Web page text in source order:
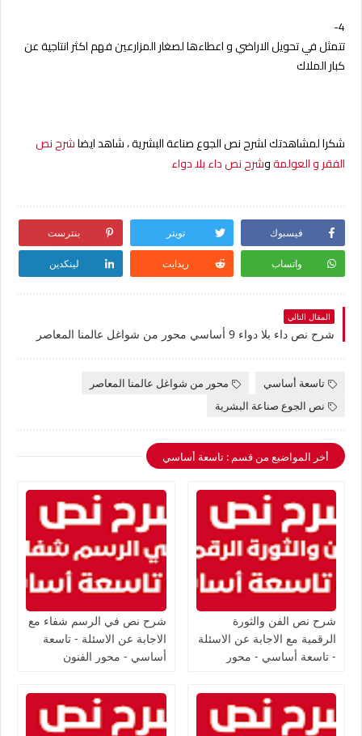
4-
تتمثل في تحويل الاراضي و اعطاءهالصغار المزارعين فهم اكثر انتاجية عن
كبارالملاك
شكرا لمشاهدتك لشرح نص الجوع صناعة البشرية ، شاهد ايضاشرح نص
الفقر و العولمةوشرح نص داء بلا دواء
فيسبوك تويتر بنترست
واتساب ريدايت لينكدين
المقال التالي
شرح نص داء بلا دواء 9 أساسي محور من شواغل عالمنا المعاصر
تاسعة أساسي
محور من شواغل عالمنا المعاصر
نص الجوع صناعة البشرية
أخر المواضيع من قسم : تاسعة أساسي
شرح نص الفن والثورة
الرقمية مع الاجابة عن الاسئلة
- تاسعة أساسي - محور
شرح نص في الرسم شفاء مع
الاجابة عن الاسئلة - تاسعة
أساسي - محور الفنون